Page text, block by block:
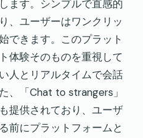
ます。シンプルで直感的
、ユーザーはワンクリッ
できます。このプラット
体験そのものを重視して
人とリアルタイムで会話
、「Chat to strangers」
提供されており、ユーザ
前にプラットフォームと